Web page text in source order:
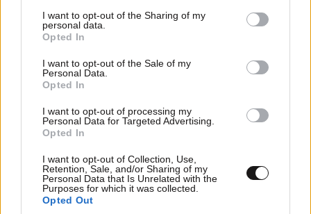
not limited to your visit or usage behaviour. You may click to
grant or deny consent to Google and its third-party tags to
use your data for below specified purposes in below Google
consent section.
I want to opt-out of the Sharing of my
personal data.
Opted In
I want to opt-out of the Sale of my
Personal Data.
Opted In
I want to opt-out of processing my
Personal Data for Targeted Advertising.
Opted In
I want to opt-out of Collection, Use,
Retention, Sale, and/or Sharing of my
Personal Data that Is Unrelated with the
Purposes for which it was collected.
Opted Out